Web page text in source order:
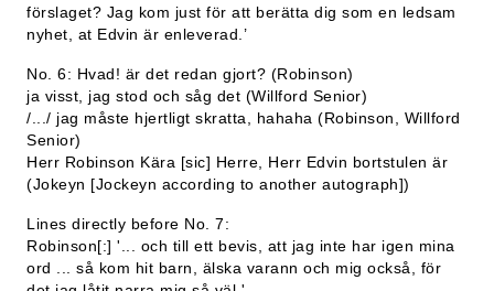
förslaget? Jag kom just för att berätta dig som en ledsam
nyhet, at Edvin är enleverad.’
No. 6: Hvad! är det redan gjort? (Robinson)
ja visst, jag stod och såg det (Willford Senior)
/.../ jag måste hjertligt skratta, hahaha (Robinson, Willford
Senior)
Herr Robinson Kära [sic] Herre, Herr Edvin bortstulen är
(Jokeyn [Jockeyn according to another autograph])
Lines directly before No. 7:
Robinson[:] '... och till ett bevis, att jag inte har igen mina
ord ... så kom hit barn, älska varann och mig också, för